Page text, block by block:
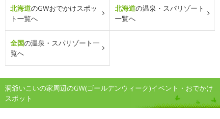
北海道のGWおでかけスポッ
ト一覧へ
北海道の温泉・スパリゾート
一覧へ
全国の温泉・スパリゾート一
覧へ
洞爺いこいの家周辺のGW(ゴールデンウィーク)イベント・おでかけ
スポット